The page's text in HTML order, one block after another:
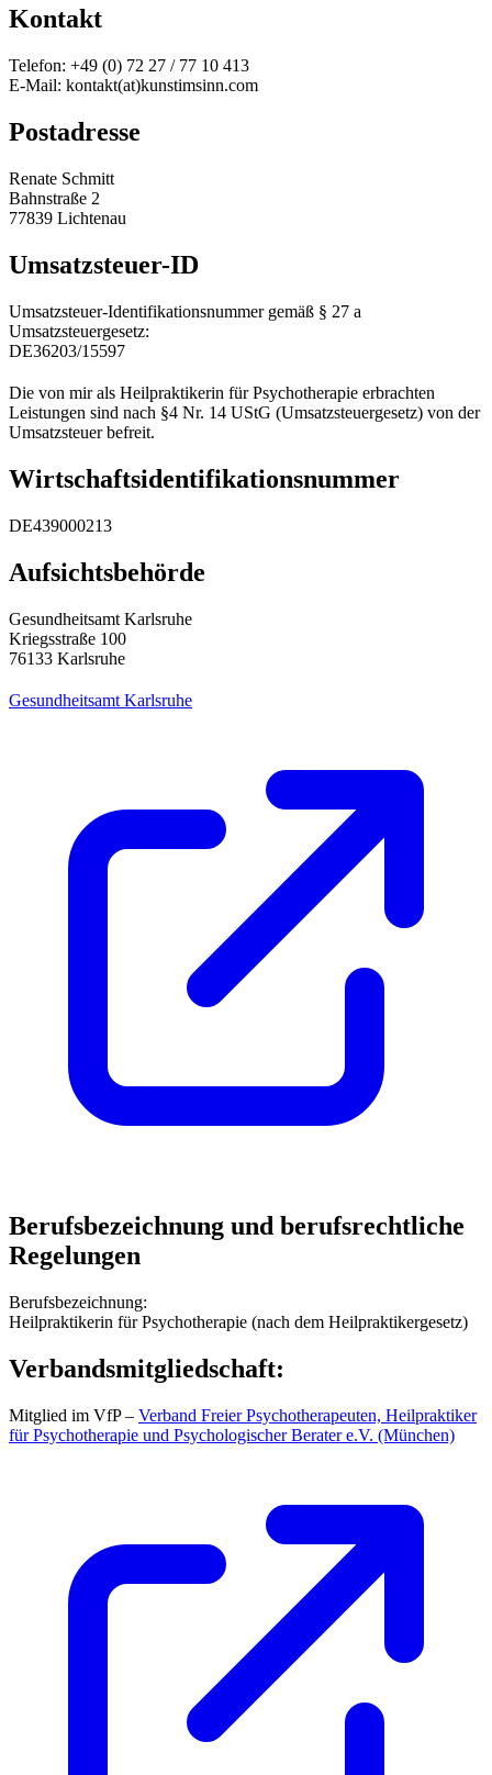
Kontakt
Telefon: +49 (0) 72 27 / 77 10 413
E-Mail: kontakt(at)kunstimsinn.com
Postadresse
Renate Schmitt
Bahnstraße 2
77839 Lichtenau
Umsatzsteuer-ID
Umsatzsteuer-Identifikationsnummer gemäß § 27 a
Umsatzsteuergesetz:
DE36203/15597
Die von mir als Heilpraktikerin für Psychotherapie erbrachten
Leistungen sind nach §4 Nr. 14 UStG (Umsatzsteuergesetz) von der
Umsatzsteuer befreit.
Wirtschafts­identifikations­nummer
DE439000213
Aufsichtsbehörde
Gesundheitsamt Karlsruhe
Kriegsstraße 100
76133 Karlsruhe
Gesundheitsamt Karlsruhe
Berufsbezeichnung und berufsrechtliche
Regelungen
Berufsbezeichnung:
Heilpraktikerin für Psychotherapie (nach dem Heilpraktikergesetz)
Verbandsmitgliedschaft:
Mitglied im VfP – Verband Freier Psychotherapeuten, Heilpraktiker
für Psychotherapie und Psychologischer Berater e.V. (München)